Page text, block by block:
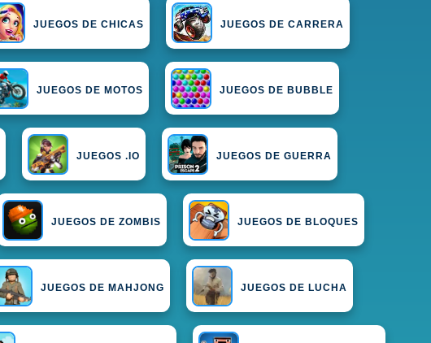
JUEGOS DE CHICAS JUEGOS DE CARRERA
JUEGOS DE MOTOS JUEGOS DE BUBBLE
JUEGOS .IO JUEGOS DE GUERRA
JUEGOS DE ZOMBIS JUEGOS DE BLOQUES
JUEGOS DE MAHJONG JUEGOS DE LUCHA